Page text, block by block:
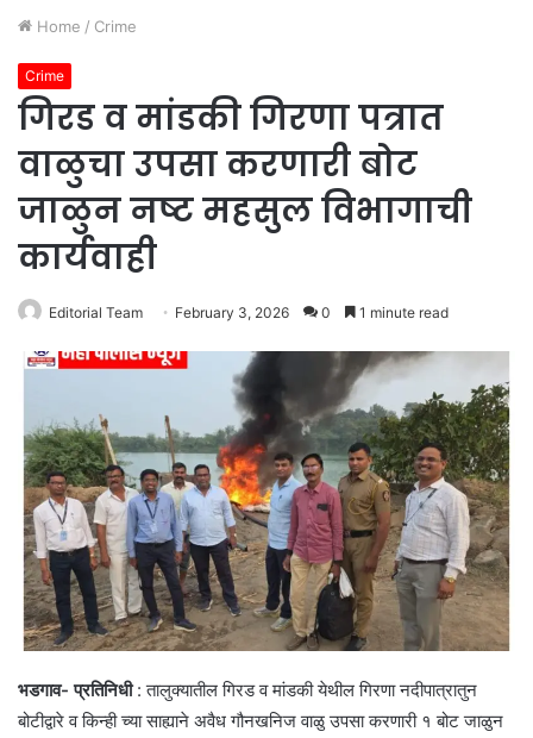
Home / Crime
Crime
गिरड व मांडकी गिरणा पत्रात
वाळुचा उपसा करणारी बोट
जाळुन नष्ट महसुल विभागाची
कार्यवाही
Editorial Team February 3, 2026 0 1 minute read
भडगाव- प्रतिनिधी: तालुक्यातील गिरड व मांडकी येथील गिरणा नदीपात्रातुन
बोटीद्वारे व किन्ही च्या साह्याने अवैध गौनखनिज वाळु उपसा करणारी १ बोट जाळुन